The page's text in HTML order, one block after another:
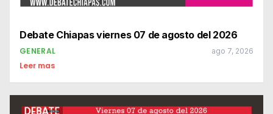
Debate Chiapas viernes 07 de agosto del 2026
GENERAL ago 7, 2026
Leer mas